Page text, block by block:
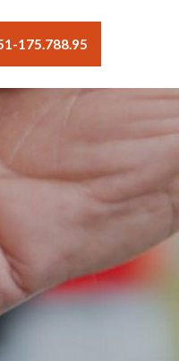
175.788.95